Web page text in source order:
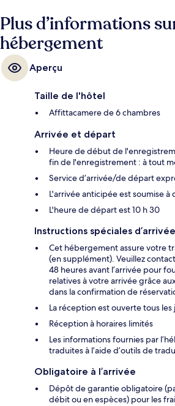
Plus d’informations
hébergement
Aperçu
Taille de l'hôtel
Affittacamere de 6 chambres
Arrivée et départ
Heure de début de
fin de l'enregistrement : à tout
Service d’arrivée/de départ
L'arrivée anticipée est soumise
L'heure de départ est 10 h 30
Instructions spéciales d’arrivée
Cet hébergement assure votre
(en supplément). Veuillez
48 heures avant l’arrivée pour
relatives à votre arrivée grâce
dans la confirmation de
La réception est ouverte tous les
Réception à horaires limités
Les informations fournies par
traduites à l’aide d’outils de
Obligatoire à l’arrivée
Dépôt de garantie obligatoire
débit ou en espèces) pour les